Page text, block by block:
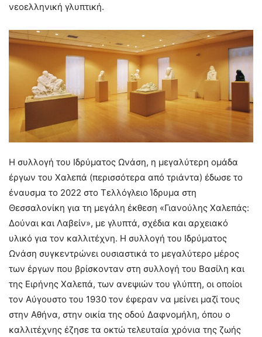
νεοελληνική γλυπτική.
Η συλλογή του Ιδρύματος Ωνάση, η μεγαλύτερη ομάδα
έργων του Χαλεπά (περισσότερα από τριάντα) έδωσε το
έναυσμα το 2022 στο Τελλόγλειο Ίδρυμα στη
Θεσσαλονίκη για τη μεγάλη έκθεση «Γιανούλης Χαλεπάς:
Δούναι και Λαβείν», με γλυπτά, σχέδια και αρχειακό
υλικό για τον καλλιτέχνη. Η συλλογή του Ιδρύματος
Ωνάση συγκεντρώνει ουσιαστικά το μεγαλύτερο μέρος
των έργων που βρίσκονταν στη συλλογή του Βασίλη και
της Ειρήνης Χαλεπά, των ανεψιών του γλύπτη, οι οποίοι
τον Αύγουστο του 1930 τον έφεραν να μείνει μαζί τους
στην Αθήνα, στην οικία της οδού Δαφνομήλη, όπου ο
καλλιτέχνης έζησε τα οκτώ τελευταία χρόνια της ζωής